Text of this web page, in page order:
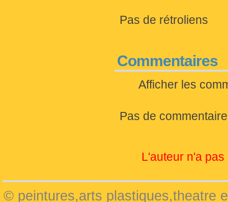
Pas de rétroliens
Commentaires
Afficher les
Pas de
L'auteur n'a
© peintures,arts plastiques,theatre